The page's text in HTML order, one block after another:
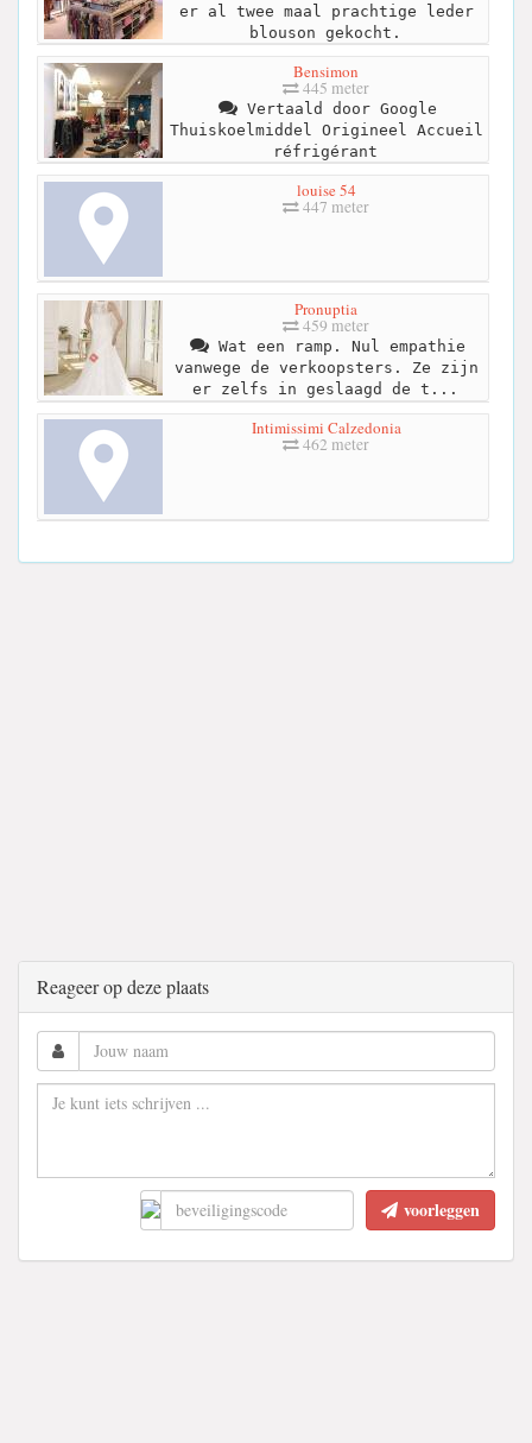
er al twee maal prachtige leder
blouson gekocht.
Bensimon
445 meter
Vertaald door Google
Thuiskoelmiddel Origineel Accueil
réfrigérant
louise 54
447 meter
Pronuptia
459 meter
Wat een ramp. Nul empathie
vanwege de verkoopsters. Ze zijn
er zelfs in geslaagd de t...
Intimissimi Calzedonia
462 meter
Reageer op deze plaats
voorleggen